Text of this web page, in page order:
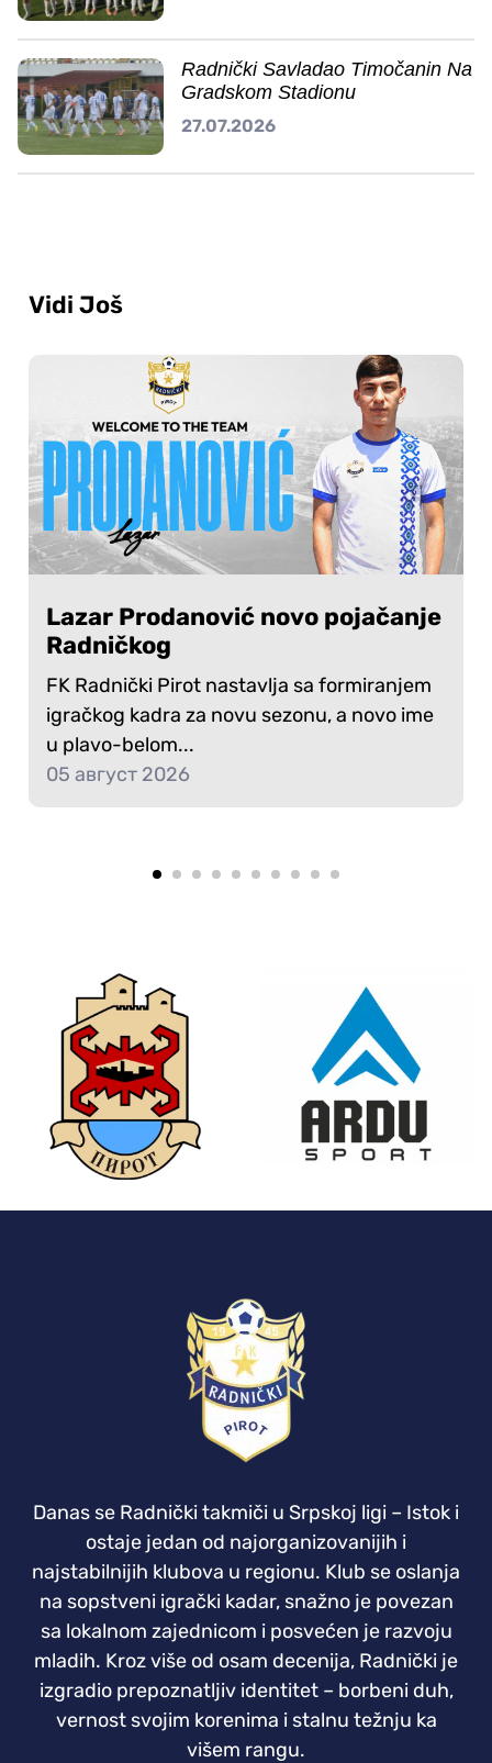
Radnički Savladao Timočanin Na
Gradskom Stadionu
27.07.2026
Vidi Još
Lazar Prodanović novo pojačanje
Radničkog
FK Radnički Pirot nastavlja sa formiranjem
igračkog kadra za novu sezonu, a novo ime
u plavo-belom...
05 август 2026
Danas se Radnički takmiči u Srpskoj ligi – Istok i
ostaje jedan od najorganizovanijih i
najstabilnijih klubova u regionu. Klub se oslanja
na sopstveni igrački kadar, snažno je povezan
sa lokalnom zajednicom i posvećen je razvoju
mladih. Kroz više od osam decenija, Radnički je
izgradio prepoznatljiv identitet – borbeni duh,
vernost svojim korenima i stalnu težnju ka
višem rangu.